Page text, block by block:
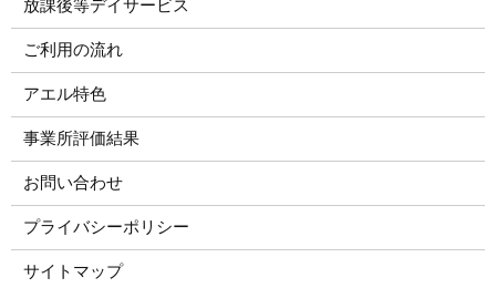
放課後等デイサービス
ご利用の流れ
アエル特色
事業所評価結果
お問い合わせ
プライバシーポリシー
サイトマップ